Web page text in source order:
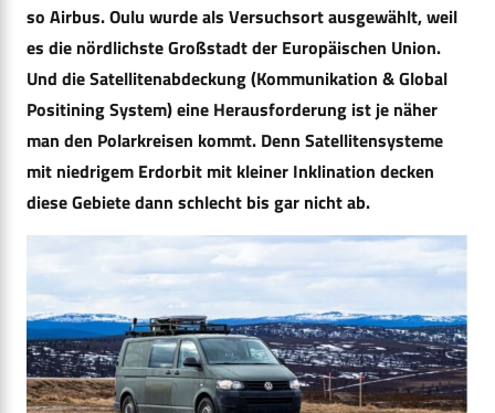
so Airbus. Oulu wurde als Versuchsort ausgewählt, weil
es die nördlichste Großstadt der Europäischen Union.
Und die Satellitenabdeckung (Kommunikation & Global
Positining System) eine Herausforderung ist je näher
man den Polarkreisen kommt. Denn Satellitensysteme
mit niedrigem Erdorbit mit kleiner Inklination decken
diese Gebiete dann schlecht bis gar nicht ab.